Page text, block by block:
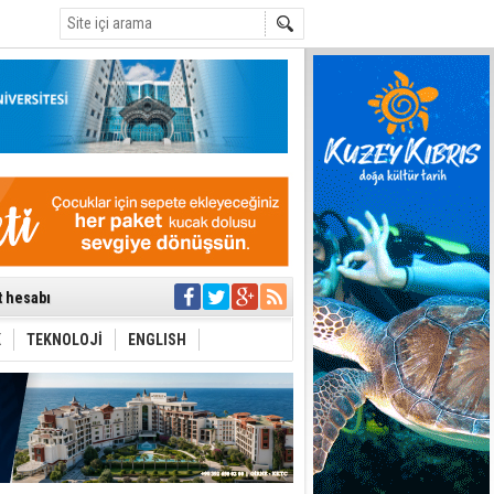
etmiyor
hesabı
nerede?
TEKNOLOJİ ENGLISH